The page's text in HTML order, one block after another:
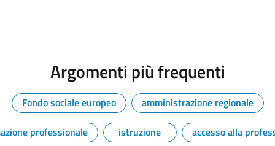
Argomenti più frequenti
Fondo sociale europeo
amministrazione regionale
professionale
istruzione
accesso alla